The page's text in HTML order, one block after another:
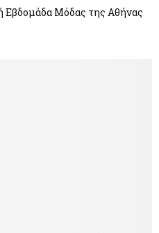
Εβδομάδα Μόδας της Αθήνας